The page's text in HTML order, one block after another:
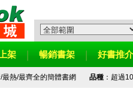
架 暢銷書架 好書推介
最熱/最齊全的簡體書網 品種：超過